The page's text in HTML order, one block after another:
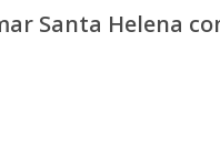
Santa Helena